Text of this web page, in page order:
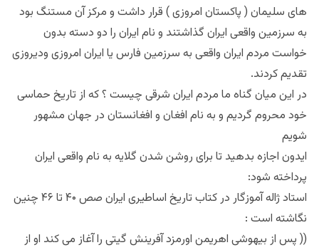
های سلیمان ( پاکستان امروزی ) قرار داشت و مرکز آن مستنگ بود
به سرزمین واقعی ایران گذاشتند و نام ایران را دو دسته بدون
خواست مردم ایران واقعی به سرزمین فارس یا ایران امروزی ودیروزی
تقدیم کردند.
در این میان گناه ما مردم ایران شرقی چیست ؟ که از تاریخ حماسی
خود محروم گردیم و به نام افغان و افغانستان در جهان مشهور
شویم
ایدون اجازه بدهید تا برای روشن شدن گلایه به نام واقعی ایران
پرداخته شود:
استاد ژاله آموزگار در کتاب تاریخ اساطیری ایران صص ۴۰ تا ۴۶ چنین
نگاشته است :
(( پس از بیهوشی اهریمن اورمزد آفرینش گیتی را آغاز می کند او از